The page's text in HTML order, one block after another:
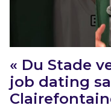
« Du Stade
job dating